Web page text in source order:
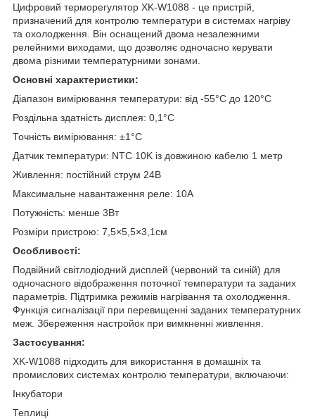
Цифровий терморегулятор XK-W1088 - це пристрій,
призначений для контролю температури в системах нагріву
та охолодження. Він оснащений двома незалежними
релейними виходами, що дозволяє одночасно керувати
двома різними температурними зонами.
Основні характеристики:
Діапазон вимірювання температури: від -55°C до 120°C
Роздільна здатність дисплея: 0,1°C
Точність вимірювання: ±1°C
Датчик температури: NTC 10K із довжиною кабелю 1 метр
Живлення: постійний струм 24В
Максимальне навантаження реле: 10А
Потужність: менше 3Вт
Розміри пристрою: 7,5×5,5×3,1см
Особливості:
Подвійний світлодіодний дисплей (червоний та синій) для
одночасного відображення поточної температури та заданих
параметрів. Підтримка режимів нагрівання та охолодження.
Функція сигналізації при перевищенні заданих температурних
меж. Збереження настройок при вимкненні живлення.
Застосування:
XK-W1088 підходить для використання в домашніх та
промислових системах контролю температури, включаючи:
Інкубатори
Теплиці